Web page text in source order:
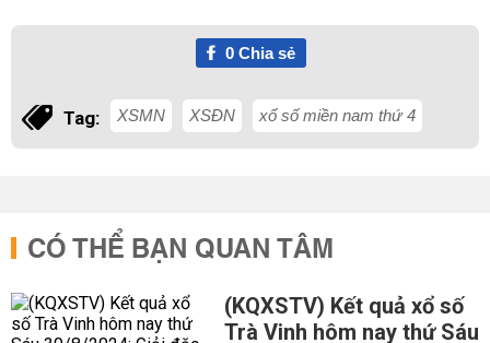
0Chia sẻ
Tag: XSMN XSĐN xổ số miền nam thứ 4
CÓ THỂ BẠN QUAN TÂM
(KQXSTV) Kết quả xổ số
Trà Vinh hôm nay thứ Sáu